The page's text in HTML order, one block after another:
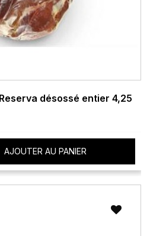
désossé entier 4,25
AJOUTER AU PANIER